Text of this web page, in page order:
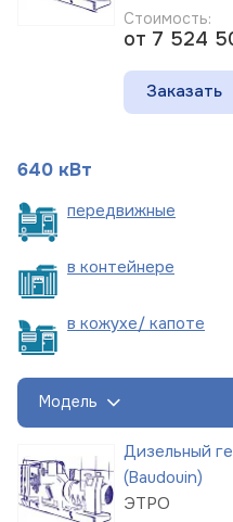
Стоимость:
от 7 524
Заказать
640 кВт
передвижные
в контейнере
в кожухе/ капоте
Модель
Дизельный
(Baudouin)
ЭТРО